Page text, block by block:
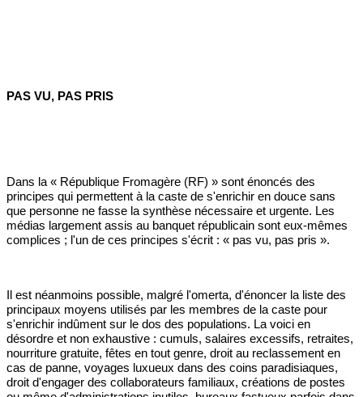
PAS VU, PAS PRIS
Dans la « République Fromagère (RF) » sont énoncés des
principes qui permettent à la caste de s'enrichir en douce sans
que personne ne fasse la synthèse nécessaire et urgente. Les
médias largement assis au banquet républicain sont eux-mêmes
complices ; l'un de ces principes s'écrit : « pas vu, pas pris ».
Il est néanmoins possible, malgré l'omerta, d'énoncer la liste des
principaux moyens utilisés par les membres de la caste pour
s'enrichir indûment sur le dos des populations. La voici en
désordre et non exhaustive : cumuls, salaires excessifs, retraites,
nourriture gratuite, fêtes en tout genre, droit au reclassement en
cas de panne, voyages luxueux dans des coins paradisiaques,
droit d'engager des collaborateurs familiaux, créations de postes